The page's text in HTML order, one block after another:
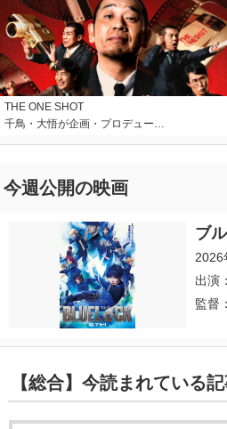
THE ONE SHOT
千鳥・大悟が企画・プロデュー…
今週公開の映画
ブ
2026
出演
監督
【総合】今読まれている